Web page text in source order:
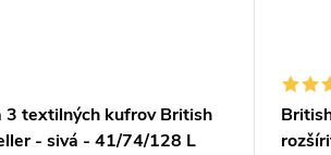
3 textilných kufrov British
- sivá - 41/74/128 L